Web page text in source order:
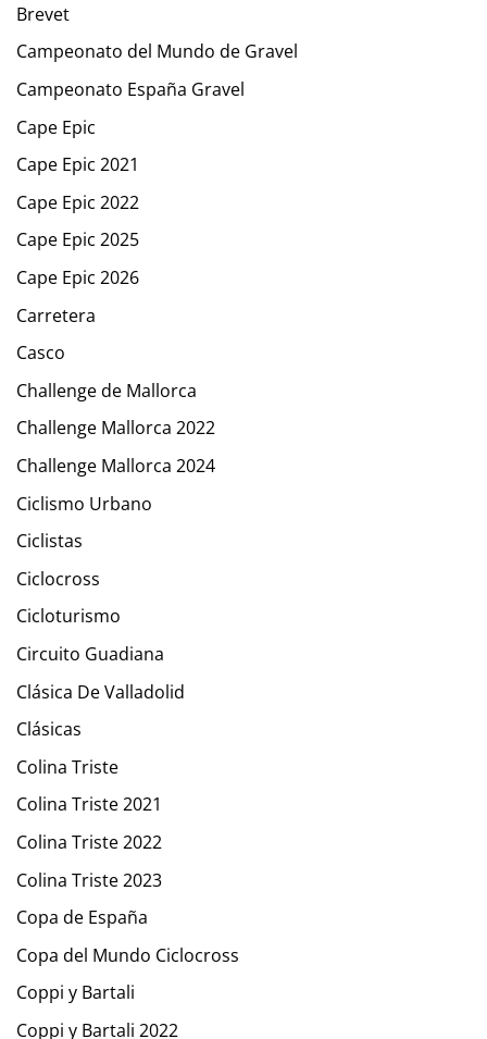
Brevet
Campeonato del Mundo de Gravel
Campeonato España Gravel
Cape Epic
Cape Epic 2021
Cape Epic 2022
Cape Epic 2025
Cape Epic 2026
Carretera
Casco
Challenge de Mallorca
Challenge Mallorca 2022
Challenge Mallorca 2024
Ciclismo Urbano
Ciclistas
Ciclocross
Cicloturismo
Circuito Guadiana
Clásica De Valladolid
Clásicas
Colina Triste
Colina Triste 2021
Colina Triste 2022
Colina Triste 2023
Copa de España
Copa del Mundo Ciclocross
Coppi y Bartali
Coppi y Bartali 2022